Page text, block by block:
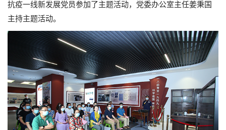
抗疫一线新发展党员参加了主题活动，党委办公室主任姜秉国
主持主题活动。